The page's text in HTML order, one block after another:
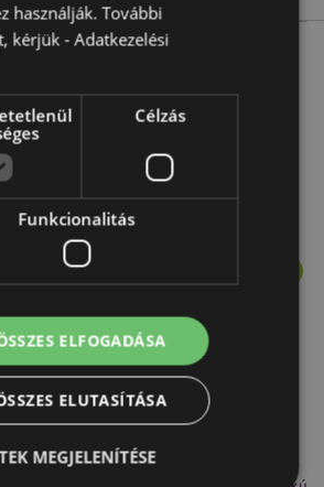
from this range
használják. További
kérjük -Adatkezelési
Célzás
Funkcionalitás
ELFOGADÁSA
ELUTASÍTÁSA
MEGJELENÍTÉSE